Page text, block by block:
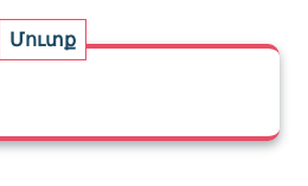
Մուտք